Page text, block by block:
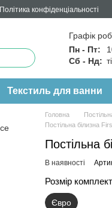
Політика конфіденціальності
Графік
Пн - Пт:
Сб - Нд:
Текстиль для ванни
Головна
Постільна білизна
Постільна
В наявності
Розмір
Євро